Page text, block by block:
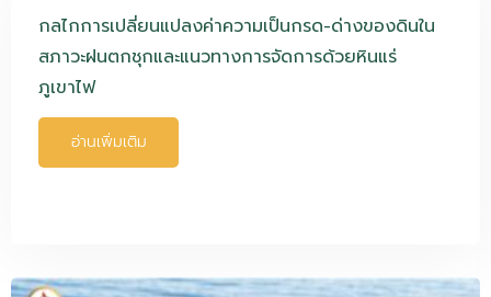
กลไกการเปลี่ยนแปลงค่าความเป็นกรด-ด่างของดินใน
สภาวะฝนตกชุกและแนวทางการจัดการด้วยหินแร่
ภูเขาไฟ
อ่านเพิ่มเติม